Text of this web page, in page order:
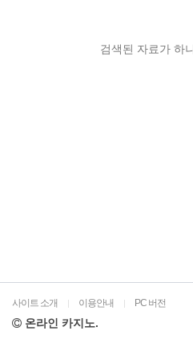
검색된 자료가 하
사이트 소개 | 이용안내 | PC 버전
온라인 카지노.